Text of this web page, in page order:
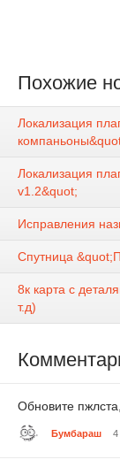
Похожие
Локализация
Локализация
v1.2&quot;
Исправления
Спутница
8к карта с
т.д)
Обновите
Бумбараш 4